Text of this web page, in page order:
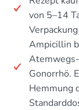
von 5–14
Ampicillin
Gonorrhö.
Hemmung